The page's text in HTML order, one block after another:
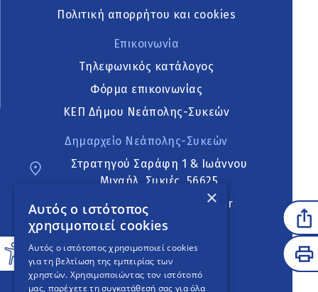
Πολιτική απορρήτου και cookies
Επικοινωνία
Τηλεφωνικός κατάλογος
Φόρμα επικοινωνίας
ΚΕΠ Δήμου Νεάπολης-Συκεών
Δημαρχείο Νεάπολης-Συκεών
Στρατηγού Σαράφη 1 & Ιωάννου
Μιχαήλ, Συκιές, 56625
neapoli.sykies@ddt.gov.gr
Ακολουθήστε
×
Αυτός ο ιστότοπος
χρησιμοποιεί cookies
Αυτός ο ιστότοπος χρησιμοποιεί cookies
για τη βελτίωση της εμπειρίας των
χρηστών. Χρησιμοποιώντας τον ιστότοπό
μας, παρέχετε τη συγκατάθεσή σας για όλα